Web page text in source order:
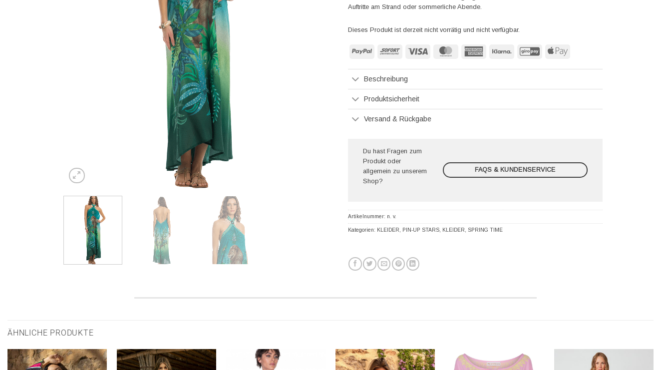
Auftritte am Strand oder sommerliche Abende.
Dieses Produkt ist derzeit nicht vorrätig und nicht verfügbar.
PayPal Sofort Visa MasterCard American
Klarna GiroPay Apple
Beschreibung
Produktsicherheit
Versand & Rückgabe
Du hast Fragen zum
Produkt oder
allgemein zu unserem
Shop?
FAQS & KUNDENSERVICE
Artikelnummer: n. v.
Kategorien: KLEIDER, PIN-UP STARS, KLEIDER, SPRING TIME
ÄHNLICHE PRODUKTE